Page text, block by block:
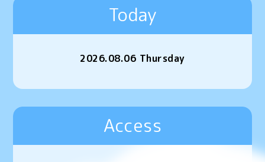
Today
2026.08.06 Thursday
Access